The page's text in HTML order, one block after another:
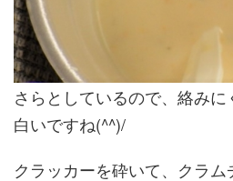
さらとしているので、絡み
白いですね(^^)/
クラッカーを砕いて、クラ